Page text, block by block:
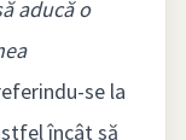
aducă o
se la
încât să